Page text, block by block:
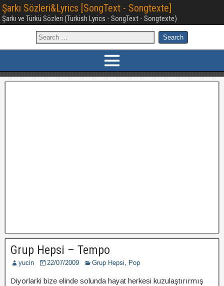
Şarkı Sözleri&Lyrics [SongText - Songtexte]
Şarkı ve Türkü Sözleri (Turkish Lyrics - SongText - Songtexte)
Grup Hepsi – Tempo
yucin 22/07/2009 Grup Hepsi, Pop
Diyorlarki bize elinde solunda hayat herkesi kuzulaştırırmış